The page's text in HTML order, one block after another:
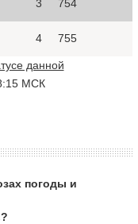
3 754
4 755
данной
МСК
погоды и